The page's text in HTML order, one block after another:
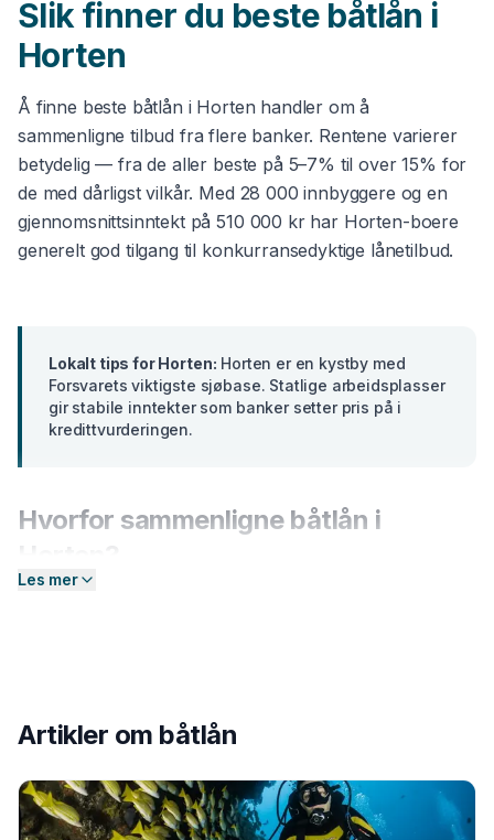
Slik finner du beste båtlån i
Horten
Å finne beste båtlån i Horten handler om å
sammenligne tilbud fra flere banker. Rentene varierer
betydelig — fra de aller beste på 5–7% til over 15% for
de med dårligst vilkår. Med 28 000 innbyggere og en
gjennomsnittsinntekt på510 000 krhar Horten-boere
generelt god tilgang til konkurransedyktige lånetilbud.
Lokalt tips forHorten: Horten er en kystby med
Forsvarets viktigste sjøbase. Statlige arbeidsplasser
gir stabile inntekter som banker setter pris på i
kredittvurderingen.
Hvorfor sammenligne båtlån i
Banker i
tilbud og finne det som passer deg best.
Slik fungerer prosessen
Les mer
Artikler om båtlån